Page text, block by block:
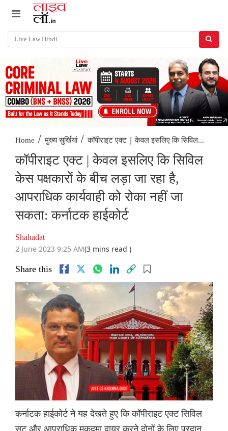
Home / मुख्य सुर्खियां / कॉपीराइट एक्ट | केवल इसलिए कि सिविल...
कॉपीराइट एक्ट | केवल इसलिए कि सिविल
केस पक्षकारों के बीच लड़ा जा रहा है,
आपराधिक कार्यवाही को रोका नहीं जा
सकता: कर्नाटक हाईकोर्ट
Shahadat
2 June 2023 9:25 AM(3 mins read )
Share this
कर्नाटक हाईकोर्ट ने यह देखते हुए कि कॉपीराइट एक्ट सिविल
सूट और आपराधिक मुकदमा दायर करने दोनों के लिए प्रदान